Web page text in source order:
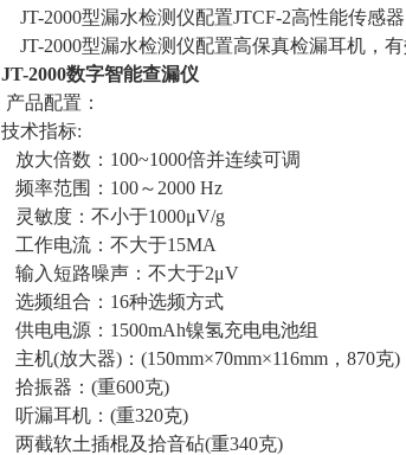
JT-2000型漏水检测仪配置JTCF-2高性能传感
JT-2000型漏水检测仪配置高保真检漏耳机，
JT-2000数字智能查漏仪
产品配置：
技术指标:
放大倍数：100~1000倍并连续可调
频率范围：100～2000 Hz
灵敏度：不小于1000μV/g
工作电流：不大于15MA
输入短路噪声：不大于2μV
选频组合：16种选频方式
供电电源：1500mAh镍氢充电电池组
主机(放大器)：(150mm×70mm×116mm，870克)
拾振器：(重600克)
听漏耳机：(重320克)
两截软土插棍及拾音砧(重340克)